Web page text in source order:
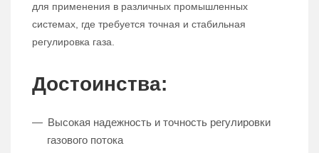
для применения в различных промышленных
системах, где требуется точная и стабильная
регулировка газа.
Достоинства:
Высокая надежность и точность регулировки
газового потока